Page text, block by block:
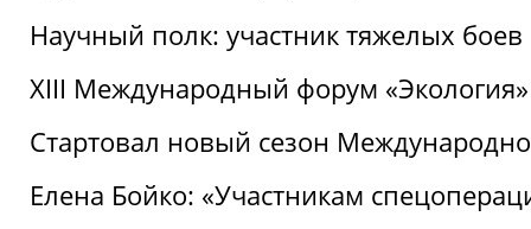
Научный полк: участник тяжелых
XIII Международный форум
Стартовал новый сезон
Елена Бойко: «Участникам